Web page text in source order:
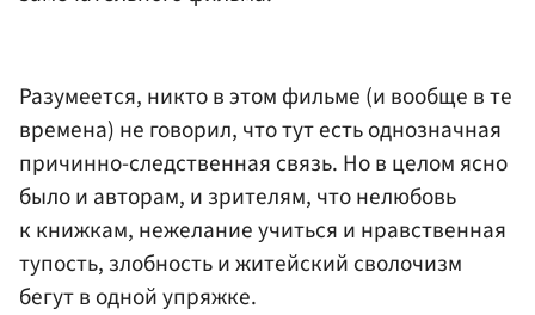
Разумеется, никто в этом фильме (и вообще в те
времена) не говорил, что тут есть однозначная
причинно-следственная связь. Но в целом ясно
было и авторам, и зрителям, что нелюбовь
к книжкам, нежелание учиться и нравственная
тупость, злобность и житейский сволочизм
бегут в одной упряжке.